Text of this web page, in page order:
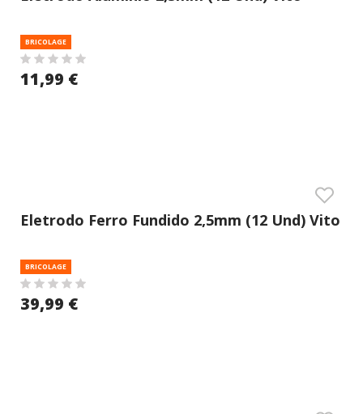
BRICOLAGE
11,99 €
Eletrodo Ferro Fundido 2,5mm (12 Und) Vito
BRICOLAGE
39,99 €